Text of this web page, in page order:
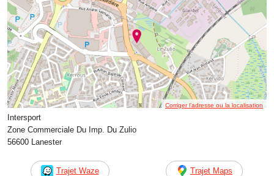
Corriger l’adresse ou la localisation
Intersport
Zone Commerciale Du Imp. Du Zulio
56600 Lanester
Trajet Waze Trajet Maps